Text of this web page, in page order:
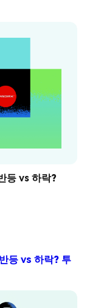
등 vs 하락?
등 vs 하락? 투